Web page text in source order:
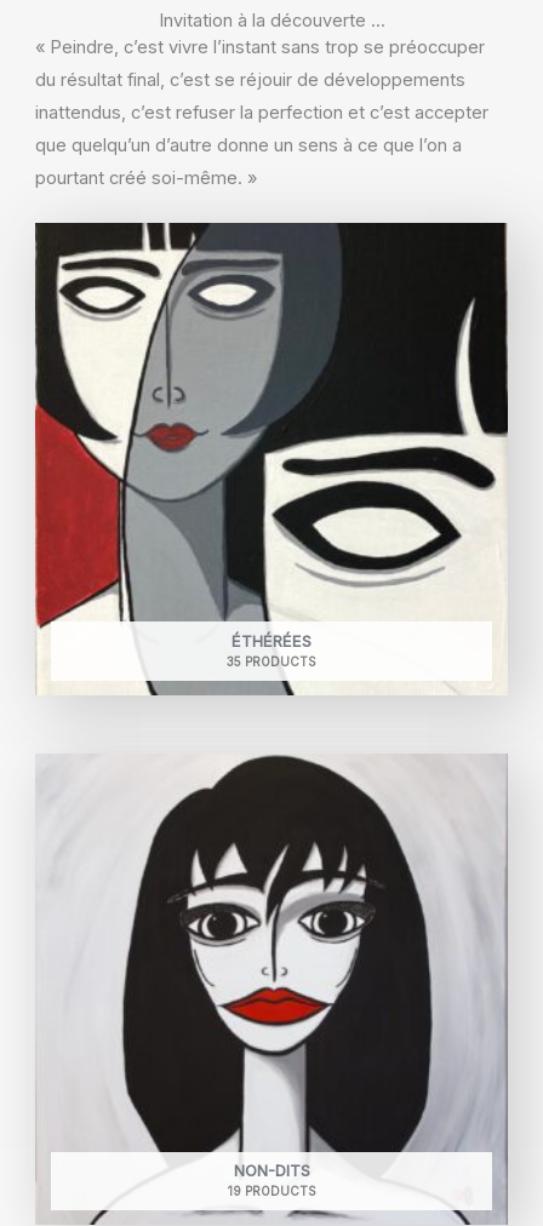
Invitation à la découverte ...
« Peindre, c’est vivre l’instant sans trop se préoccuper
du résultat final, c’est se réjouir de développements
inattendus, c’est refuser la perfection et c’est accepter
que quelqu’un d’autre donne un sens à ce que l’on a
pourtant créé soi-même. »
ÉTHÉRÉES
35 PRODUCTS
NON-DITS
19 PRODUCTS